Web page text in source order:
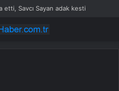
etti, Savcı Sayan adak kesti